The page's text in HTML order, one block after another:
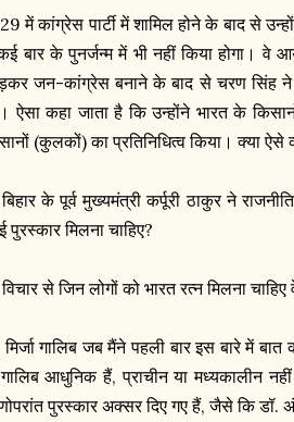
में कांग्रेस पार्टी में शामिल होने के बाद से
बार के पुनर्जन्म में भी नहीं किया होगा। वे
जन-कांग्रेस बनाने के बाद से चरण सिंह ने
ऐसा कहा जाता है कि उन्होंने भारत के
(कुलकों) का प्रतिनिधित्व किया। क्या ऐसे
के पूर्व मुख्यमंत्री कर्पूरी ठाकुर ने
पुरस्कार मिलना चाहिए?
से जिन लोगों को भारत रत्न मिलना चाहिए
मिर्जा गालिब जब मैंने पहली बार इस बारे में
आधुनिक हैं, प्राचीन या मध्यकालीन
पुरस्कार अक्सर दिए गए हैं, जैसे कि